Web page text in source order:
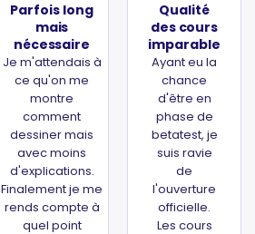
Parfois long
mais
nécessaire
Je m'attendais à
ce qu'on me
montre
comment
dessiner mais
avec moins
d'explications.
Finalement je me
rends compte à
quel point
Qualité
des cours
imparable
Ayant eu la
chance
d'être en
phase de
betatest, je
suis ravie
de
l'ouverture
officielle.
Les cours